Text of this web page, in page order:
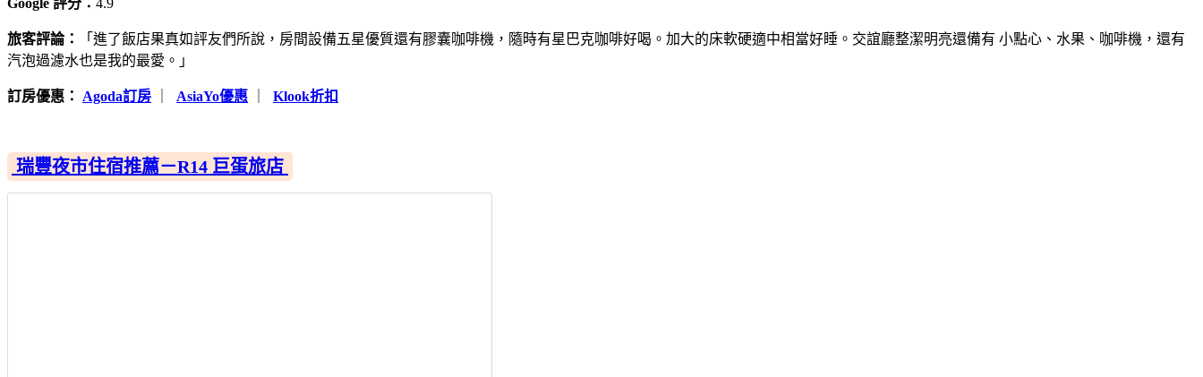
旅客評論：
「進了飯店果真如評友們所說，房間設備五星優質還有膠囊咖啡機，隨時有星巴克咖啡好喝。加大的床軟硬適中相當好睡。交誼廳整潔明亮還備有 小點心、水果、咖啡機，還有
汽泡過濾水也是我的最愛。」
訂房優惠： Agoda訂房 AsiaYo優惠 Klook折扣
瑞豐夜市住宿推薦－R14 巨蛋旅店